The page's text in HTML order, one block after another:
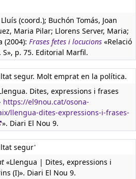
(coord.); Buchón Tomás, Joan
Maria Pilar; Llorens Server, Maria;
(2004): Frases fetes i locucions «Relació
p. 75. Editorial Marfil.
segur. Molt emprat en la política.
Dites, expressions i frases
https://el9nou.cat/osona-
llengua-dites-expressions-i-frases-
». Diari El Nou 9.
segur'
«Llengua | Dites, expressions i
(I)». Diari El Nou 9.